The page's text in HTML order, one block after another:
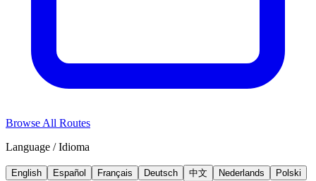
Browse All Routes
Language / Idioma
English Español Français Deutsch 中文 Nederlands
Polski